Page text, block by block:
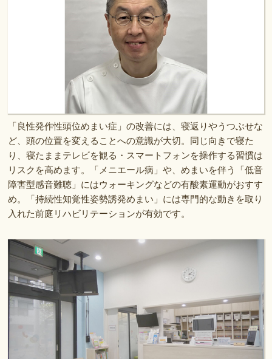
「良性発作性頭位めまい症」の改善には、寝返りやうつぶせな
ど、頭の位置を変えることへの意識が大切。同じ向きで寝た
り、寝たままテレビを観る・スマートフォンを操作する習慣は
リスクを高めます。「メニエール病」や、めまいを伴う「低音
障害型感音難聴」にはウォーキングなどの有酸素運動がおすす
め。「持続性知覚性姿勢誘発めまい」には専門的な動きを取り
入れた前庭リハビリテーションが有効です。